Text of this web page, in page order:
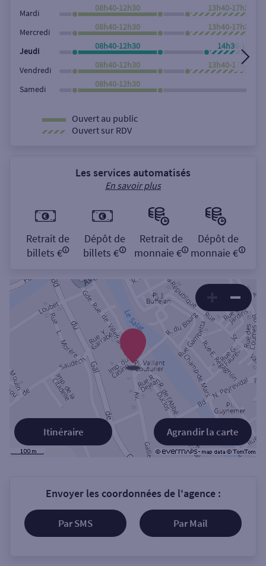
Mardi
08h40-12h30 13h40-17h30
Mercredi
08h40-12h30 13h40-17h30
Jeudi
08h40-12h30 14h30-17h30
Vendredi
08h40-12h30 13h40-17h30
Samedi
08h40-12h30
Ouvert au public
Ouvert sur RDV
Les services automatisés
En savoir plus
Retrait de
billets €
Dépôt de
billets €
Retrait de
monnaie €
Dépôt de
monnaie €
Agrandir la carte
Itinéraire
Envoyer les coordonnées de l'agence :
Par SMS Par Mail